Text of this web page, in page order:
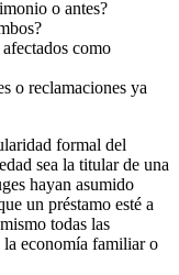
o antes?
como
o reclamaciones ya
formal del
sea la titular de una
hayan asumido
un préstamo esté a
todas las
la economía familiar o